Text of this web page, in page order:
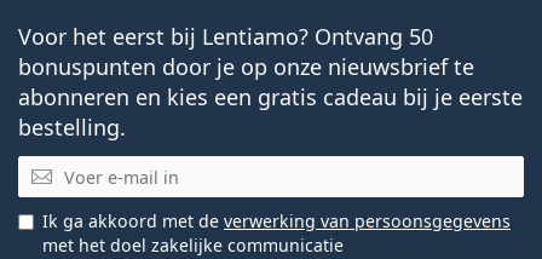
Voor het eerst bij Lentiamo? Ontvang 50
bonuspunten door je op onze nieuwsbrief te
abonneren en kies een gratis cadeau bij je eerste
bestelling.
E-mail
Ik ga akkoord met de verwerking van persoonsgegevens
met het doel zakelijke communicatie